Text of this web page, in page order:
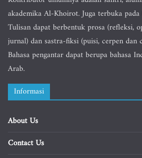
akademika Al-Khoirot. Juga terbuka
Tulisan dapat berbentuk prosa (refleksi,
jurnal) dan sastra-fiksi (puisi, cerpen dan
Bahasa pengantar dapat berupa bahasa
Arab.
Informasi
About Us
Contact Us